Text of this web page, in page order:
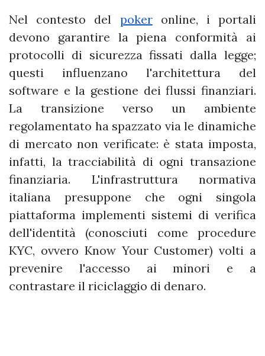
Nel contesto del pokeronline, i portali
devono garantire la piena conformità ai
protocolli di sicurezza fissati dalla legge;
questi influenzano l'architettura del
software e la gestione dei flussi finanziari.
La transizione verso un ambiente
regolamentato ha spazzato via le dinamiche
di mercato non verificate: è stata imposta,
infatti, la tracciabilità di ogni transazione
finanziaria. L'infrastruttura normativa
italiana presuppone che ogni singola
piattaforma implementi sistemi di verifica
dell'identità (conosciuti come procedure
KYC, ovvero Know Your Customer) volti a
prevenire l'accesso ai minori e a
contrastare il riciclaggio di denaro.